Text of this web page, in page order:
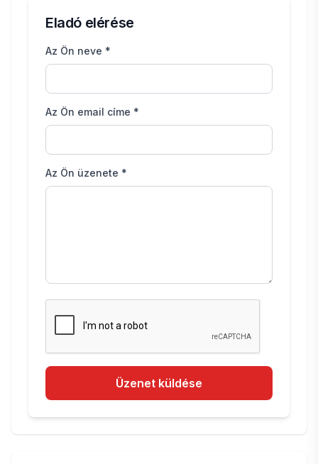
Eladó elérése
Az Ön neve *
Az Ön email címe *
Az Ön üzenete *
Üzenet küldése